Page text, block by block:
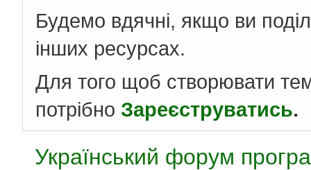
Будемо вдячні, якщо ви
інших ресурсах.
Для того щоб створювати
потрібно Зареєструватись.
Український форум